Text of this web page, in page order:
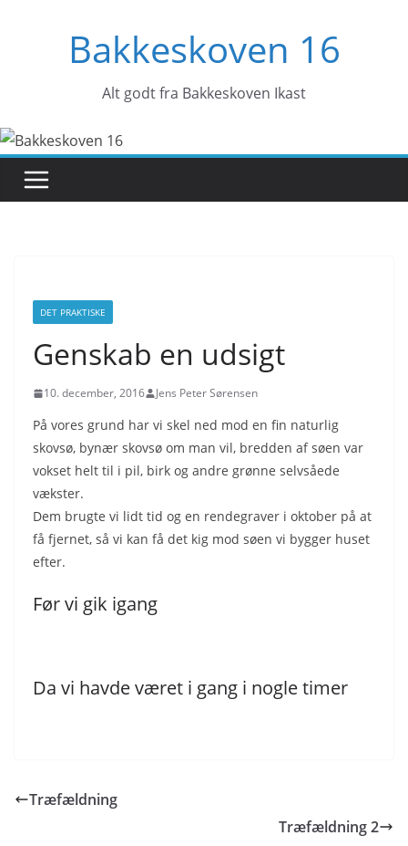
Bakkeskoven 16
Alt godt fra Bakkeskoven Ikast
DET PRAKTISKE
Genskab en udsigt
10. december, 2016 Jens Peter Sørensen
På vores grund har vi skel ned mod en fin naturlig
skovsø, bynær skovsø om man vil, bredden af søen var
vokset helt til i pil, birk og andre grønne selvsåede
vækster.
Dem brugte vi lidt tid og en rendegraver i oktober på at
få fjernet, så vi kan få det kig mod søen vi bygger huset
efter.
Før vi gik igang
Da vi havde været i gang i nogle timer
Træfældning
Træfældning 2